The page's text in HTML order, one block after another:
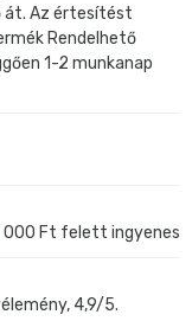
át. Az értesítést
Rendelhető
1-2 munkanap
Ft felett ingyenes
4,9/5.